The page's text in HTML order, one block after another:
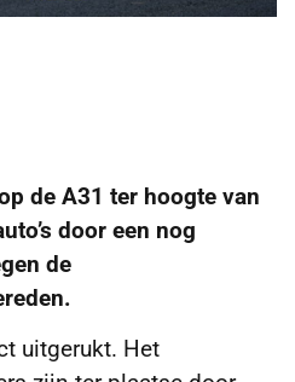
de A31 ter hoogte van
door een nog
de
uitgerukt. Het